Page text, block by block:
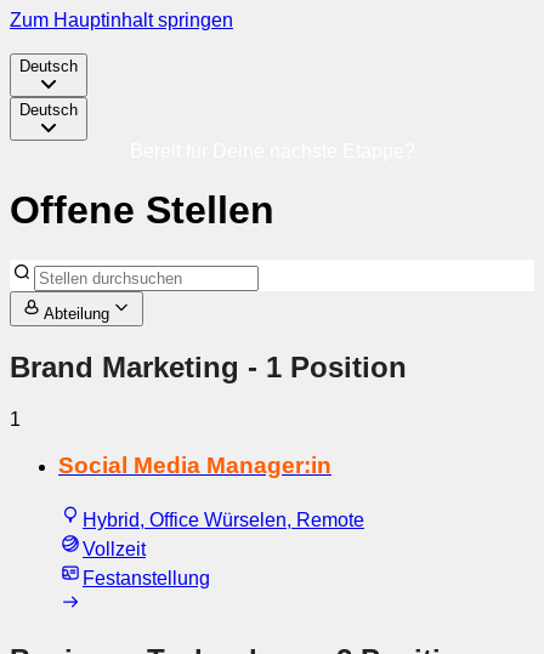
Zum Hauptinhalt springen
Deutsch
Deutsch
Offene Stellen
Abteilung
Brand Marketing - 1 Position
1
Social Media Manager:in
Hybrid, Office Würselen, Remote
Vollzeit
Festanstellung